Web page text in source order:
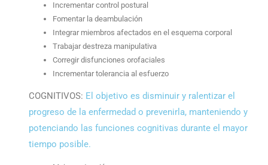
Incrementar control postural
Fomentar la deambulación
Integrar miembros afectados en el esquema corporal
Trabajar destreza manipulativa
Corregir disfunciones orofaciales
Incrementar tolerancia al esfuerzo
COGNITIVOS: El objetivo es disminuir y ralentizar el
progreso de la enfermedad o prevenirla, manteniendo y
potenciando las funciones cognitivas durante el mayor
tiempo posible.